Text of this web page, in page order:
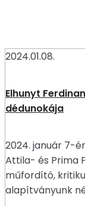
2024.01.08.
Elhunyt
dédunokája
2024. január 7-
Attila- és Prima
műfordító,
alapítványunk